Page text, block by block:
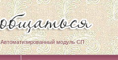
Автоматизированный модуль СП